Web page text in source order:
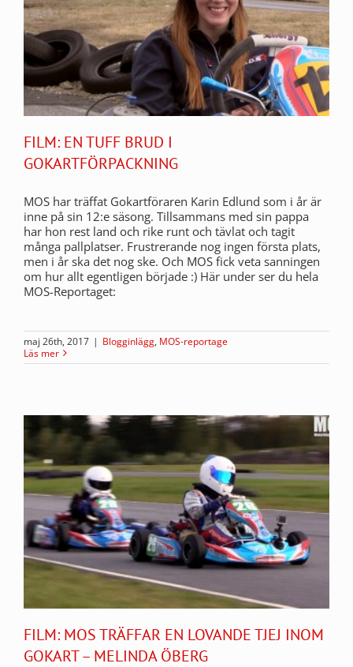
FILM: EN TUFF BRUD I
GOKARTFÖRPACKNING
MOS har träffat Gokartföraren Karin Edlund som i år är
inne på sin 12:e säsong. Tillsammans med sin pappa
har hon rest land och rike runt och tävlat och tagit
många pallplatser. Frustrerande nog ingen första plats,
men i år ska det nog ske. Och MOS fick veta sanningen
om hur allt egentligen började :) Här under ser du hela
MOS-Reportaget:
maj 26th, 2017 | Blogginlägg, MOS-reportage
Läs mer
FILM: MOS TRÄFFAR EN LOVANDE TJEJ INOM
GOKART – MELINDA ÖBERG